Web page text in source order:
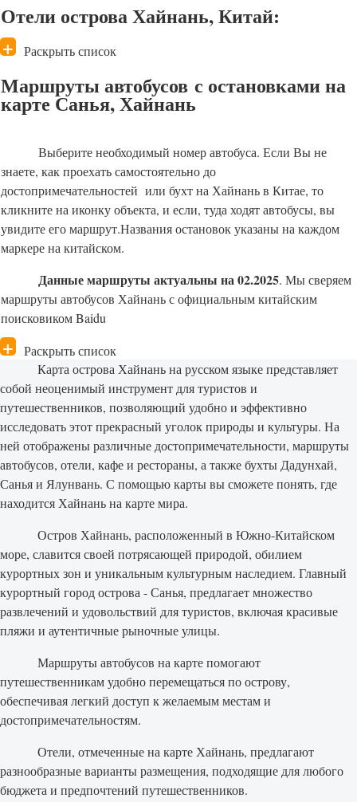
Отели острова Хайнань, Китай:
Раскрыть список
Маршруты автобусов с остановками на
карте Санья, Хайнань
Выберите необходимый номер автобуса. Если Вы не
знаете, как проехать самостоятельно до
достопримечательностей или бухт на Хайнань в Китае, то
кликните на иконку объекта, и если, туда ходят автобусы, вы
увидите его маршрут.Названия остановок указаны на каждом
маркере на китайском.
Данные маршруты актуальны на 02.2025. Мы сверяем
маршруты автобусов Хайнань с официальным китайским
поисковиком Baidu
Раскрыть список
Карта острова Хайнань на русском языке представляет
собой неоценимый инструмент для туристов и
путешественников, позволяющий удобно и эффективно
исследовать этот прекрасный уголок природы и культуры. На
ней отображены различные достопримечательности, маршруты
автобусов, отели, кафе и рестораны, а также бухты Дадунхай,
Санья и Ялунвань. С помощью карты вы сможете понять, где
находится Хайнань на карте мира.
Остров Хайнань, расположенный в Южно-Китайском
море, славится своей потрясающей природой, обилием
курортных зон и уникальным культурным наследием. Главный
курортный город острова - Санья, предлагает множество
развлечений и удовольствий для туристов, включая красивые
пляжи и аутентичные рыночные улицы.
Маршруты автобусов на карте помогают
путешественникам удобно перемещаться по острову,
обеспечивая легкий доступ к желаемым местам и
достопримечательностям.
Отели, отмеченные на карте Хайнань, предлагают
разнообразные варианты размещения, подходящие для любого
бюджета и предпочтений путешественников.